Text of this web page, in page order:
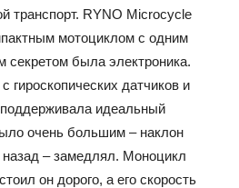
транспорт. RYNO Microcycle
мотоциклом с одним
секретом была электроника.
гироскопических датчиков и
идеальный
очень большим – наклон
назад – замедлял. Моноцикл
он дорого, а его скорость